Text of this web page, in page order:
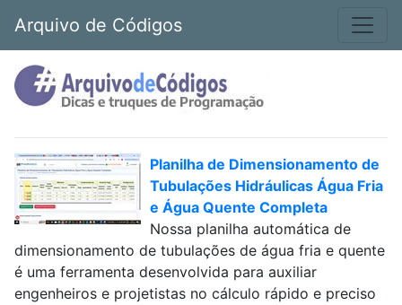
Arquivo de Códigos
Planilha de Dimensionamento de
Tubulações Hidráulicas Água Fria
e Água Quente Completa
Nossa planilha automática de
dimensionamento de tubulações de água fria e quente
é uma ferramenta desenvolvida para auxiliar
engenheiros e projetistas no cálculo rápido e preciso